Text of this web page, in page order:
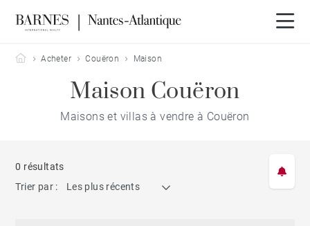
Barnes Nantes-Atlantique
Acheter Couëron Maison
Maison Couëron
Maisons et villas à vendre à Couëron
0 résultats
Trier par :
Les plus récents